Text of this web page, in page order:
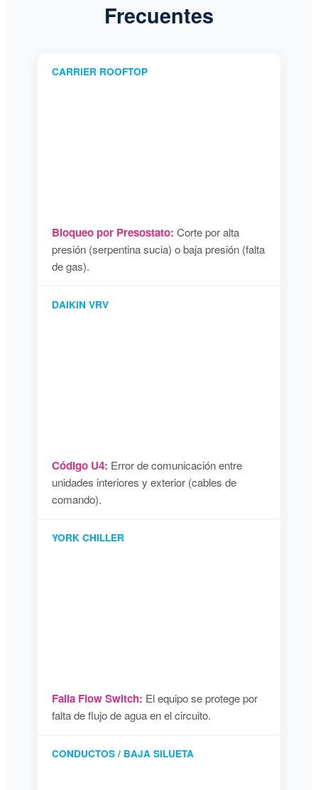
Frecuentes
CARRIER ROOFTOP
Bloqueo por Presostato: Corte por alta
presión (serpentina sucia) o baja presión (falta
de gas).
DAIKIN VRV
Código U4: Error de comunicación entre
unidades interiores y exterior (cables de
comando).
YORK CHILLER
Falla Flow Switch: El equipo se protege por
falta de flujo de agua en el circuito.
CONDUCTOS / BAJA SILUETA